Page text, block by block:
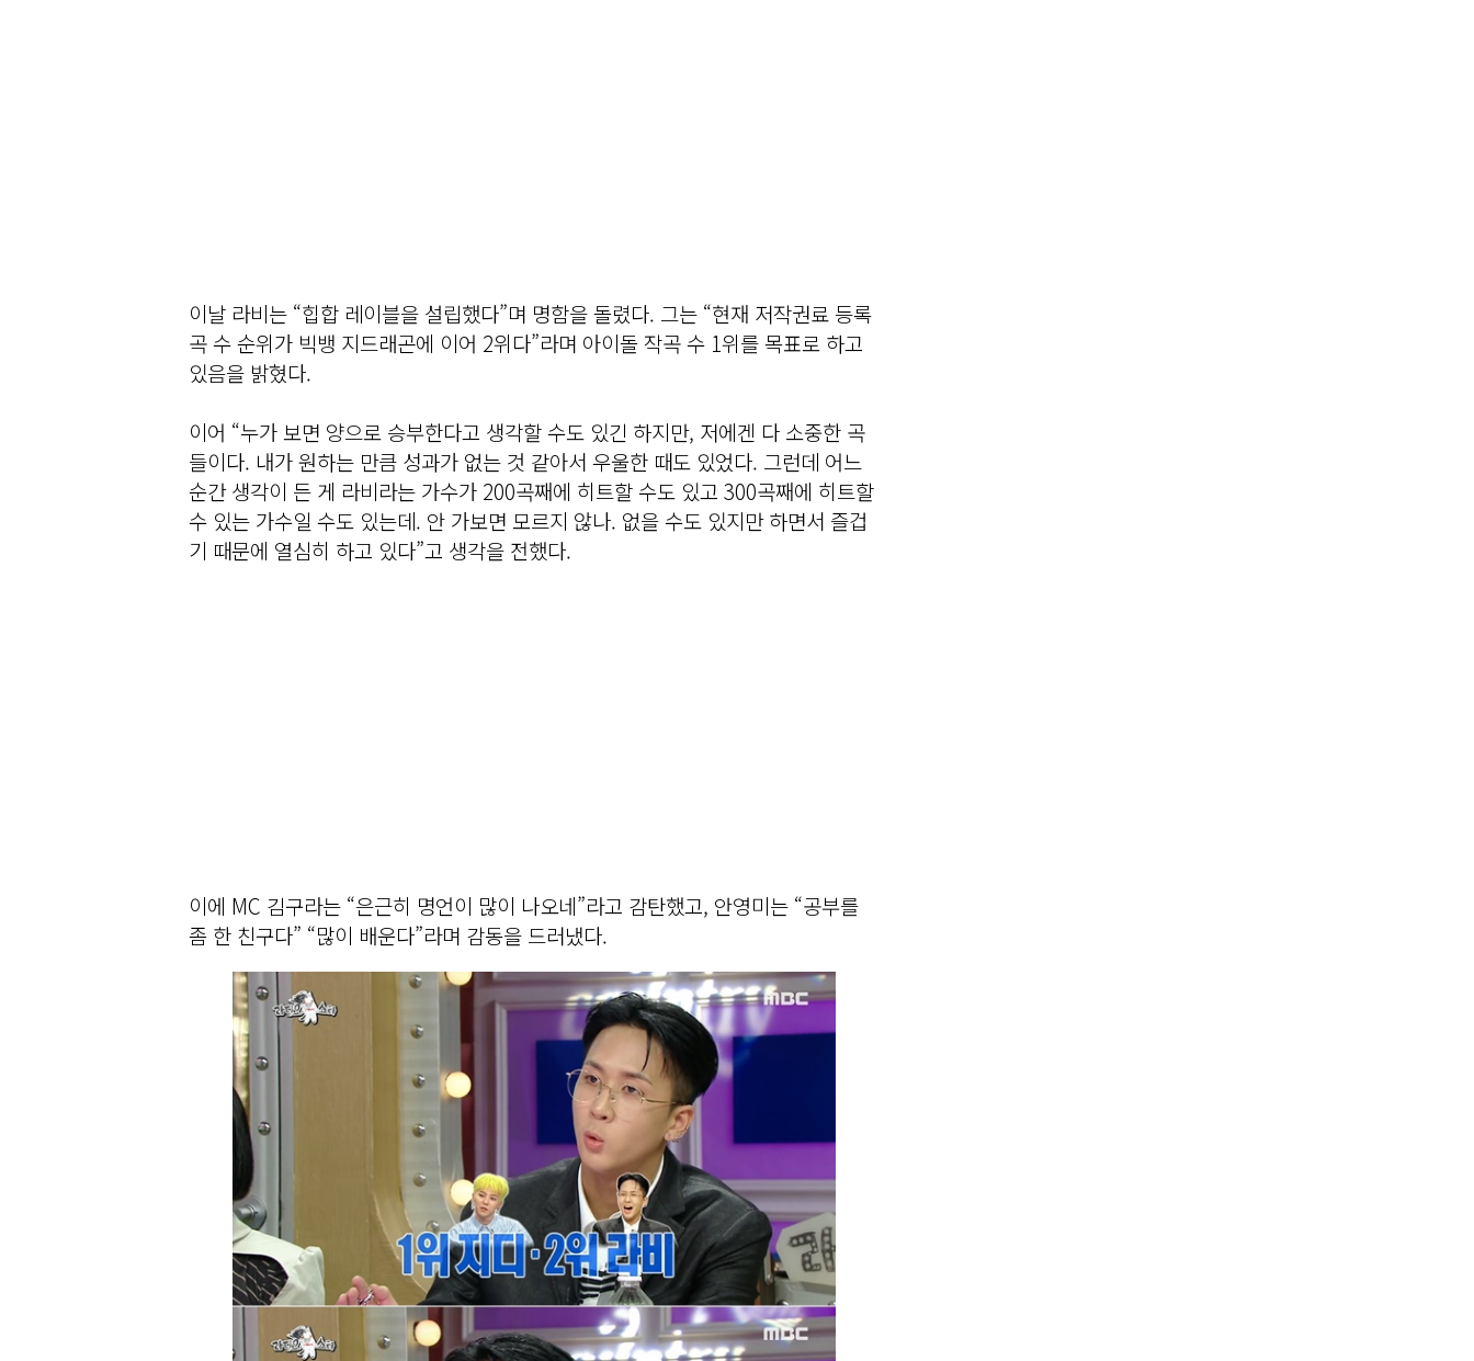
이날 라비는 “힙합 레이블을 설립했다”며 명함을 돌렸다. 그는 “현재 저작권료 등록
곡 수 순위가 빅뱅 지드래곤에 이어 2위다”라며 아이돌 작곡 수 1위를 목표로 하고
있음을 밝혔다.
이어 “누가 보면 양으로 승부한다고 생각할 수도 있긴 하지만, 저에겐 다 소중한 곡
들이다. 내가 원하는 만큼 성과가 없는 것 같아서 우울한 때도 있었다. 그런데 어느
순간 생각이 든 게 라비라는 가수가 200곡째에 히트할 수도 있고 300곡째에 히트할
수 있는 가수일 수도 있는데. 안 가보면 모르지 않나. 없을 수도 있지만 하면서 즐겁
기 때문에 열심히 하고 있다”고 생각을 전했다.
이에 MC 김구라는 “은근히 명언이 많이 나오네”라고 감탄했고, 안영미는 “공부를
좀 한 친구다” “많이 배운다”라며 감동을 드러냈다.